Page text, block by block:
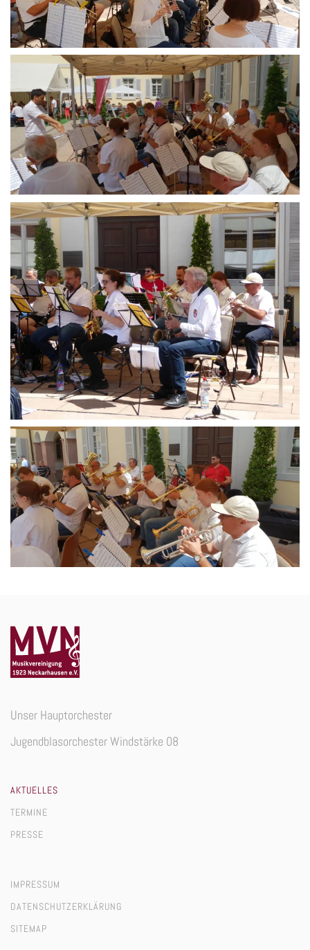
Unser Hauptorchester
Jugendblasorchester Windstärke 08
AKTUELLES
TERMINE
PRESSE
IMPRESSUM
DATENSCHUTZERKLÄRUNG
SITEMAP